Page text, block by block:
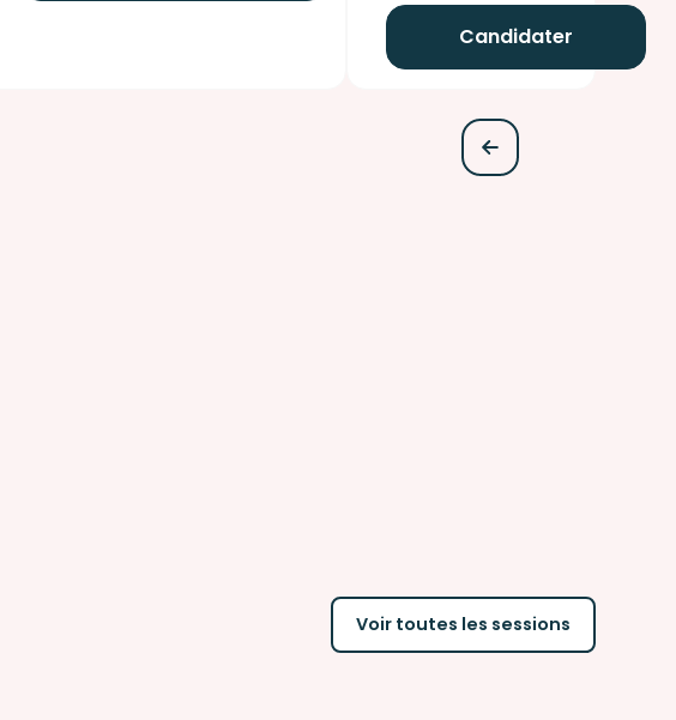
Candidater
Voir toutes les sessions